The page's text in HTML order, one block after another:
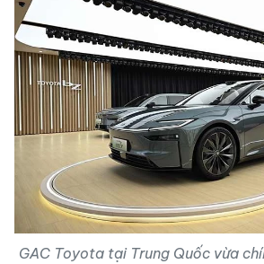
GAC Toyota tại Trung Quốc vừa